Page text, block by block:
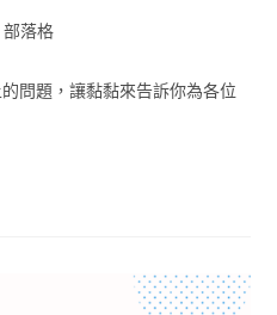
部落格
問題，讓黏黏來告訴你為各位